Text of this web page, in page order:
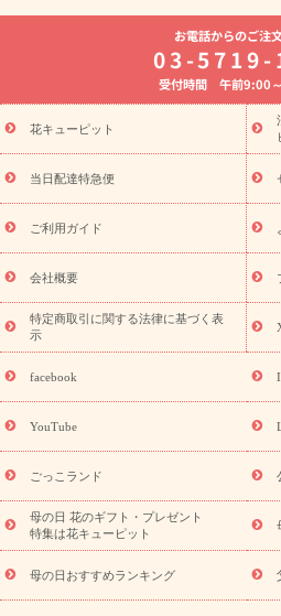
よく贈られる花
お祝いの花特集
8月の誕生花(トルコキキョウ)
開
お供え・お悔やみ お供
通夜・葬儀に贈
ーブドフラワー
季節のイベント
特集
お盆 花（新盆・初盆） 季
盆・初盆）
お盆 花（新盆・初盆）
フト
お盆・お供え プリザーブドフ
レゼント特集
夏の花贈り・お中元
敬老の日におくる花ギフト・プレ
花ギフト・プレゼント特集
敬老の
老の日 花鉢植えのギフト・プレゼン
フト・プレゼント特集
敬老の日の
ペーン
「きょう誕生日なんです」キ
探す
誕生日フラワーギフト 誕生
日フラワーギフト商品一覧
誕生花(トルコキキョウ)
9月の誕生
ギフト
「きょう誕
用途から探す お祝いの花特集
一覧
お祝い 新
結婚記念日
結婚祝い 出産祝い
祝い・長寿祝い
プチギフト ペッ
元・暑中見舞い
敬老の日
お供え
お供え・お悔やみ商品一覧
十九日法要以降に贈る花
通夜・葬
お電話からのご注
03-5719-
受付時間 午前9:00
花キューピット
当日配達特急便
ご利用ガイド
会社概要
特定商取引に関する法律に基づく表
示
facebook
YouTube
ごっこランド
母の日 花のギフト・プレゼント
特集は花キューピット
母の日おすすめランキング